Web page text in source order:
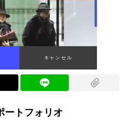
キャンセル
ートフォリオ